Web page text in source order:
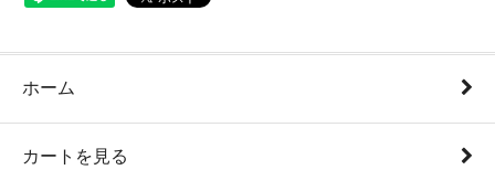
ホーム
カートを見る